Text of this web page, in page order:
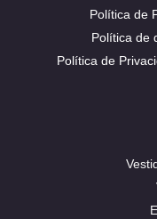
Política de
Política de
Política de